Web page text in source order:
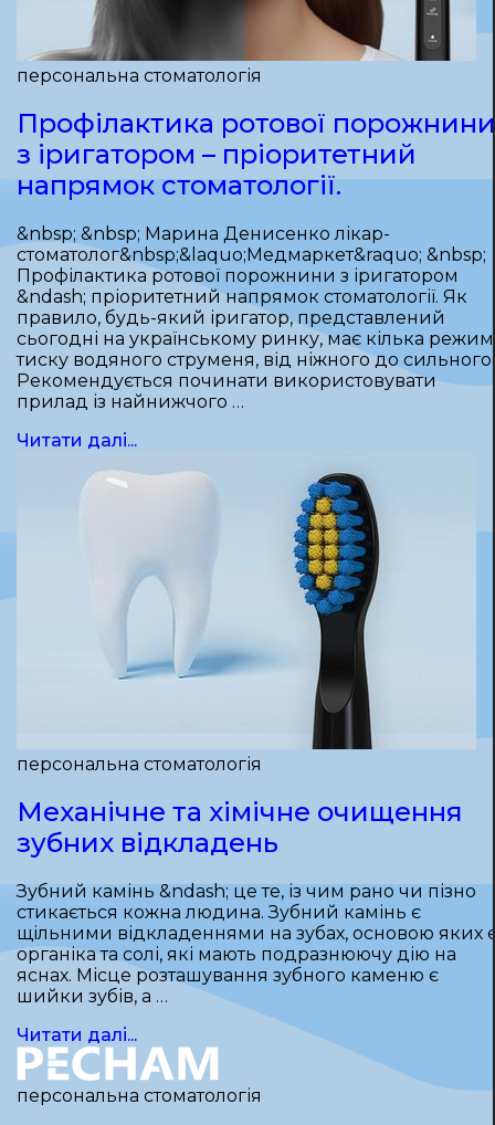
персональна стоматологія
Профілактика ротової порожнини
з іригатором – пріоритетний
напрямок стоматології.
&nbsp; &nbsp; Марина Денисенко лікар-
стоматолог&nbsp;&laquo;Медмаркет&raquo; &nbsp;
Профілактика ротової порожнини з іригатором
&ndash; пріоритетний напрямок стоматології. Як
правило, будь-який іригатор, представлений
сьогодні на українському ринку, має кілька
тиску водяного струменя, від ніжного до сильного.
Рекомендується починати використовувати
прилад із найнижчого …
Читати далі...
персональна стоматологія
Механічне та хімічне очищення
зубних відкладень
Зубний камінь &ndash; це те, із чим рано чи пізно
стикається кожна людина. Зубний камінь є
щільними відкладеннями на зубах, основою яких
органіка та солі, які мають подразнюючу дію на
яснах. Місце розташування зубного каменю є
шийки зубів, а …
Читати далі...
персональна стоматологія